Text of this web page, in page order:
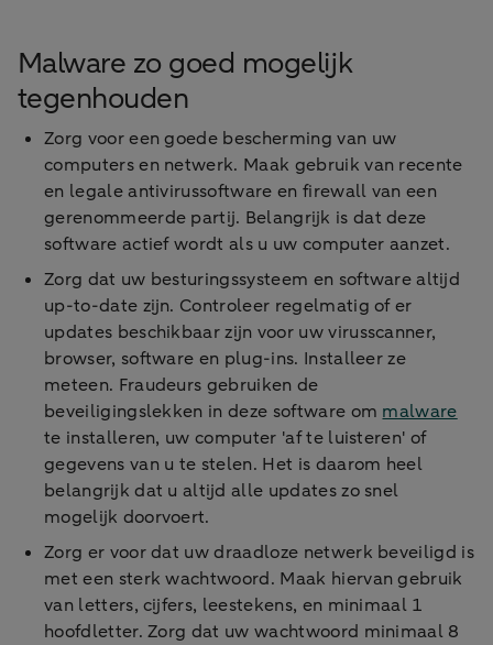
Malware zo goed mogelijk
tegenhouden
Zorg voor een goede bescherming van uw
computers en netwerk. Maak gebruik van recente
en legale antivirussoftware en firewall van een
gerenommeerde partij. Belangrijk is dat deze
software actief wordt als u uw computer aanzet.
Zorg dat uw besturingssysteem en software altijd
up-to-date zijn. Controleer regelmatig of er
updates beschikbaar zijn voor uw virusscanner,
browser, software en plug-ins. Installeer ze
meteen. Fraudeurs gebruiken de
beveiligingslekken in deze software om malware
te installeren, uw computer 'af te luisteren' of
gegevens van u te stelen. Het is daarom heel
belangrijk dat u altijd alle updates zo snel
mogelijk doorvoert.
Zorg er voor dat uw draadloze netwerk beveiligd is
met een sterk wachtwoord. Maak hiervan gebruik
van letters, cijfers, leestekens, en minimaal 1
hoofdletter. Zorg dat uw wachtwoord minimaal 8